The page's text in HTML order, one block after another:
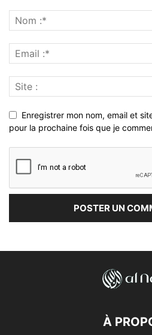
Enregistrer mon nom, email et
pour la prochaine fois que je
À